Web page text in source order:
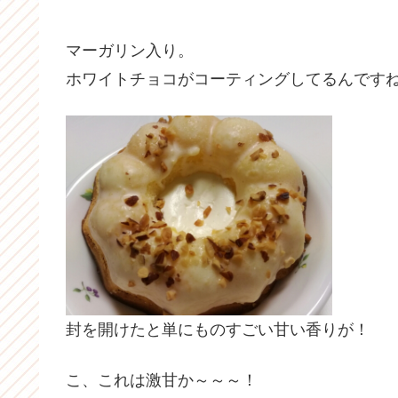
マーガリン入り。
ホワイトチョコがコーティングしてるんです
封を開けたと単にものすごい甘い香りが！
こ、これは激甘か～～～！